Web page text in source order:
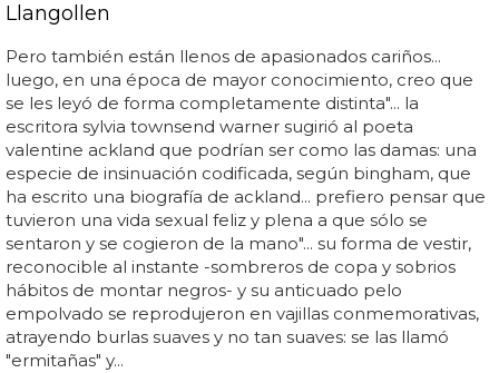
Llangollen
Pero también están llenos de apasionados cariños...
luego, en una época de mayor conocimiento, creo que
se les leyó de forma completamente distinta"... la
escritora sylvia townsend warner sugirió al poeta
valentine ackland que podrían ser como las damas: una
especie de insinuación codificada, según bingham, que
ha escrito una biografía de ackland... prefiero pensar que
tuvieron una vida sexual feliz y plena a que sólo se
sentaron y se cogieron de la mano"... su forma de vestir,
reconocible al instante -sombreros de copa y sobrios
hábitos de montar negros- y su anticuado pelo
empolvado se reprodujeron en vajillas conmemorativas,
atrayendo burlas suaves y no tan suaves: se las llamó
"ermitañas" y...